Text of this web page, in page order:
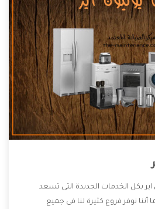
بكل الخدمات الجديدة التى تسعد
أننا نوفر فروع كثيرة لنا فى جميع